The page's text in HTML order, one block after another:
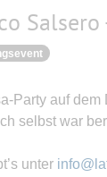
Party auf
selbst war
unter